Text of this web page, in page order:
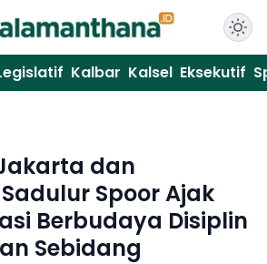
Kalbar Kalsel Eksekutif
dan
Spoor Ajak
Berbudaya Disiplin
Sebidang